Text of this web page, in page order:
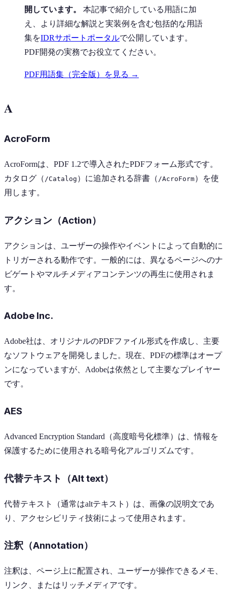
開しています。
本記事で紹介している用語に加
え、より詳細な解説と実装例を含む包括的な用語
集をIDRサポートポータルで公開しています。
PDF開発の実務でお役立てください。
PDF用語集（完全版）を見る →
A
AcroForm
AcroFormは、PDF 1.2で導入されたPDFフォーム形式です。
カタログ（ /Catalog ）に追加される辞書（ /AcroForm）を使
用します。
アクション（Action）
アクションは、ユーザーの操作やイベントによって自動的に
トリガーされる動作です。一般的には、異なるページへのナ
ビゲートやマルチメディアコンテンツの再生に使用されま
す。
Adobe Inc.
Adobe社は、オリジナルのPDFファイル形式を作成し、主要
なソフトウェアを開発しました。現在、PDFの標準はオープ
ンになっていますが、Adobeは依然として主要なプレイヤー
です。
AES
Advanced Encryption Standard（高度暗号化標準）は、情報を
保護するために使用される暗号化アルゴリズムです。
代替テキスト（Alt text）
代替テキスト（通常はaltテキスト）は、画像の説明文であ
り、アクセシビリティ技術によって使用されます。
注釈（Annotation）
注釈は、ページ上に配置され、ユーザーが操作できるメモ、
リンク、またはリッチメディアです。